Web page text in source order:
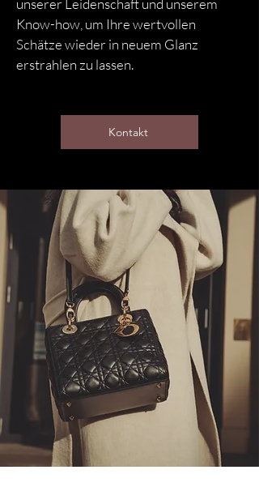
unserer Leidenschaft und unserem
Know-how, um Ihre wertvollen
Schätze wieder in neuem Glanz
erstrahlen zu lassen.
Kontakt